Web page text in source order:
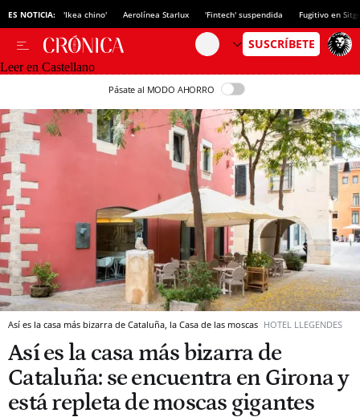
ES NOTICIA: 'Ikea chino' Aerolínea Starlux 'Fintech' suspendida Fugitivo en
Leer en Castellano
Pásate al MODO AHORRO
Así es la casa más bizarra de Cataluña, la Casa de las moscas HOTEL LLEGENDES
Así es la casa más bizarra de
Cataluña: se encuentra en Girona y
está repleta de moscas gigantes